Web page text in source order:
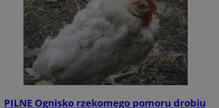
PILNE Ognisko rzekomego pomoru drobiu